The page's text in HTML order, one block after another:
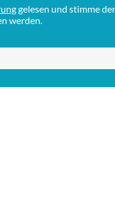
gelesen und stimme
werden.